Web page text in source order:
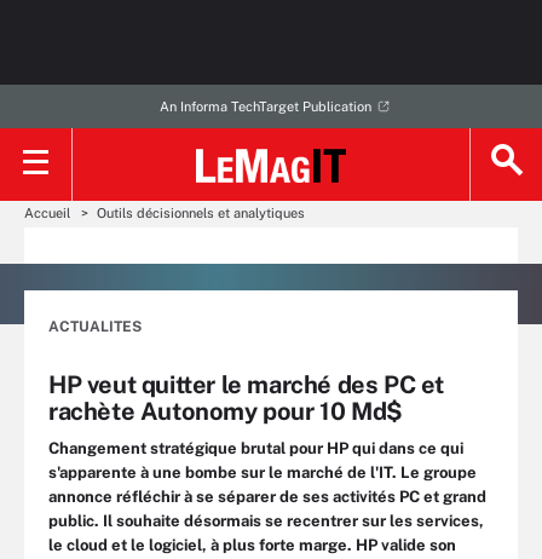
An Informa TechTarget Publication
Accueil Outils décisionnels et analytiques
ACTUALITES
HP veut quitter le marché des PC et
rachète Autonomy pour 10 Md$
Changement stratégique brutal pour HP qui dans ce qui
s'apparente à une bombe sur le marché de l'IT. Le groupe
annonce réfléchir à se séparer de ses activités PC et grand
public. Il souhaite désormais se recentrer sur les services,
le cloud et le logiciel, à plus forte marge. HP valide son